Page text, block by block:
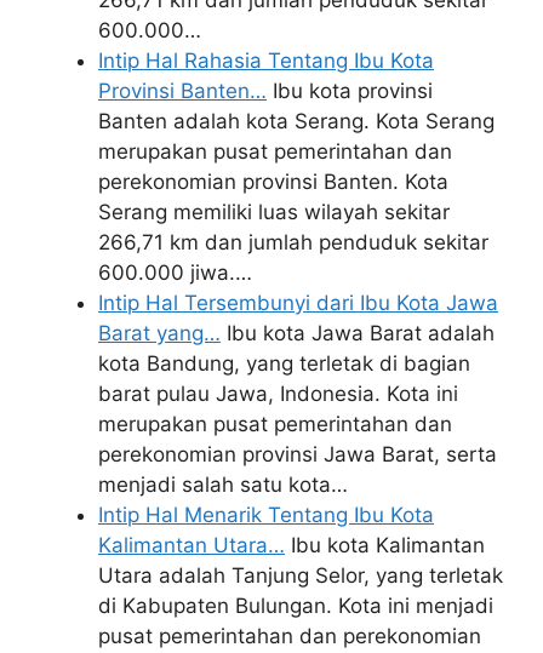
600.000…
Intip Hal Rahasia Tentang Ibu Kota
Provinsi Banten… Ibu kota provinsi
Banten adalah kota Serang. Kota Serang
merupakan pusat pemerintahan dan
perekonomian provinsi Banten. Kota
Serang memiliki luas wilayah sekitar
266,71 km dan jumlah penduduk sekitar
600.000 jiwa.…
Intip Hal Tersembunyi dari Ibu Kota Jawa
Barat yang… Ibu kota Jawa Barat adalah
kota Bandung, yang terletak di bagian
barat pulau Jawa, Indonesia. Kota ini
merupakan pusat pemerintahan dan
perekonomian provinsi Jawa Barat, serta
menjadi salah satu kota…
Intip Hal Menarik Tentang Ibu Kota
Kalimantan Utara… Ibu kota Kalimantan
Utara adalah Tanjung Selor, yang terletak
di Kabupaten Bulungan. Kota ini menjadi
pusat pemerintahan dan perekonomian